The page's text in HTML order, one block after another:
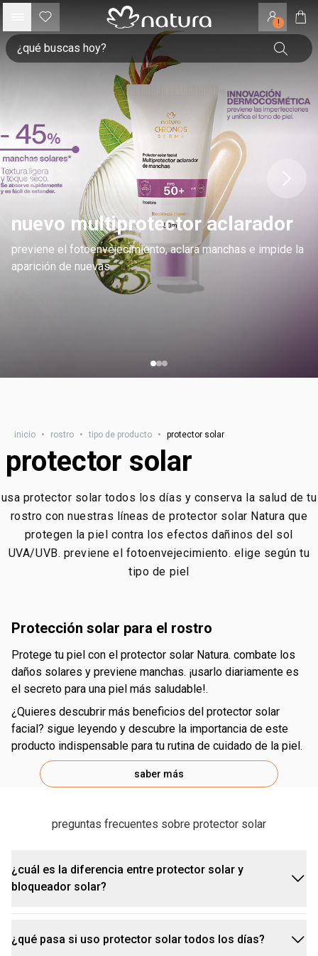
!
nuevo multiprotector aclarador
previene el fotoenvejecimiento, aclara manchas e impide la
aparición de nuevas
inicio • rostro • tipo de producto • protector solar
protector solar
usa protector solar todos los días y conserva la salud de tu
rostro con nuestras líneas de protector solar Natura que
protegen la piel contra los efectos dañinos del sol
UVA/UVB. previene el fotoenvejecimiento. elige según tu
tipo de piel
protección solar para el rostro
protege tu piel con el protector solar Natura. combate los
daños solares y previene manchas. ¡usarlo diariamente es
el secreto para una piel más saludable!.
¿quieres descubrir más beneficios del protector solar
facial? sigue leyendo y descubre la importancia de este
producto indispensable para tu rutina de cuidado de la piel.
saber más
preguntas frecuentes sobre protector solar
¿cuál es la diferencia entre protector solar y
bloqueador solar?
aunque muchos usamos los términos protector
¿qué pasa si uso protector solar todos los días?